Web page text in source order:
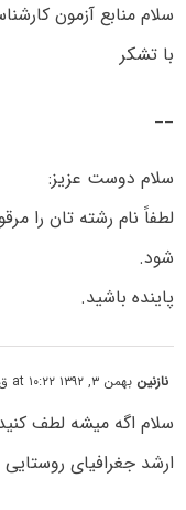
سلام منابع آزمون
با تشکر
__
سلام دوست عزیز:
لطفاً نام رشته تان را
شود.
پاینده باشید.
نازنین بهمن ۳, ۱۳۹۲ at ۱۰:۲۲ ق٫ظ
سلام اگه میشه لطف
ارشد جغرافیای روستایی